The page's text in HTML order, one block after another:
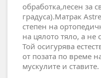
обработка,лесен за
градуса).Матрак
степен на
на цялото тяло, а не
Той осигурява
от позата по време
мускулите и ставите.